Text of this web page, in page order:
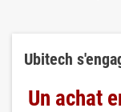
Ubitech
Un achat